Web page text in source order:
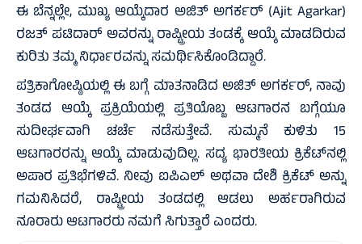
ಈ ಬೆನ್ನಲ್ಲೇ, ಮುಖ್ಯ ಆಯ್ಕೆದಾರ ಅಜಿತ್ ಅಗರ್ಕರ್ (Ajit Agarkar)
ರಜತ್ ಪಟಿದಾರ್ ಅವರನ್ನು ರಾಷ್ಟ್ರೀಯ ತಂಡಕ್ಕೆ ಆಯ್ಕೆ ಮಾಡದಿರುವ
ಕುರಿತು ತಮ್ಮ ನಿರ್ಧಾರವನ್ನು ಸಮರ್ಥಿಸಿಕೊಂಡಿದ್ದಾರೆ.
ಪತ್ರಿಕಾಗೋಷ್ಠಿಯಲ್ಲಿ ಈ ಬಗ್ಗೆ ಮಾತನಾಡಿದ ಅಜಿತ್ ಅಗರ್ಕರ್, ನಾವು
ತಂಡದ ಆಯ್ಕೆ ಪ್ರಕ್ರಿಯೆಯಲ್ಲಿ ಪ್ರತಿಯೊಬ್ಬ ಆಟಗಾರನ ಬಗ್ಗೆಯೂ
ಸುದೀರ್ಘವಾಗಿ ಚರ್ಚೆ ನಡೆಸುತ್ತೇವೆ. ಸುಮ್ಮನೆ ಕುಳಿತು 15
ಆಟಗಾರರನ್ನು ಆಯ್ಕೆ ಮಾಡುವುದಿಲ್ಲ. ಸದ್ಯ ಭಾರತೀಯ ಕ್ರಿಕೆಟ್‌ನಲ್ಲಿ
ಅಪಾರ ಪ್ರತಿಭೆಗಳಿವೆ. ನೀವು ಐಪಿಎಲ್ ಅಥವಾ ದೇಶಿ ಕ್ರಿಕೆಟ್ ಅನ್ನು
ಗಮನಿಸಿದರೆ, ರಾಷ್ಟ್ರೀಯ ತಂಡದಲ್ಲಿ ಆಡಲು ಅರ್ಹರಾಗಿರುವ
ನೂರಾರು ಆಟಗಾರರು ನಮಗೆ ಸಿಗುತ್ತಾರೆ ಎಂದರು.